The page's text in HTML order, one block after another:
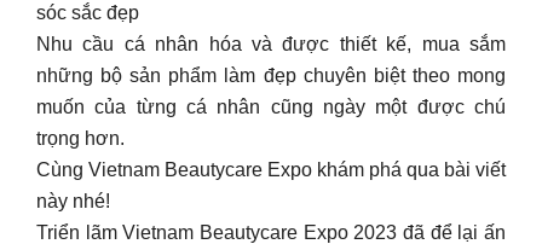
sóc sắc đẹp
Nhu cầu cá nhân hóa và được thiết kế, mua sắm
những bộ sản phẩm làm đẹp chuyên biệt theo mong
muốn của từng cá nhân cũng ngày một được chú
trọng hơn.
Cùng Vietnam Beautycare Expo khám phá qua bài viết
này nhé!
Triển lãm Vietnam Beautycare Expo 2023 đã để lại ấn